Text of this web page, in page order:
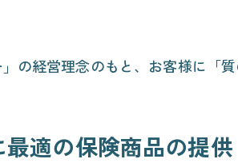
の経営理念のもと、お客様に「
最適の保険商品の提供